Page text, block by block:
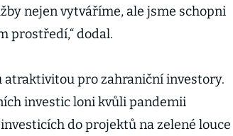
nejen vytváříme, ale jsme schopni
prostředí,“ dodal.
atraktivitou pro zahraniční investory.
investic loni kvůli pandemii
do projektů na zelené louce